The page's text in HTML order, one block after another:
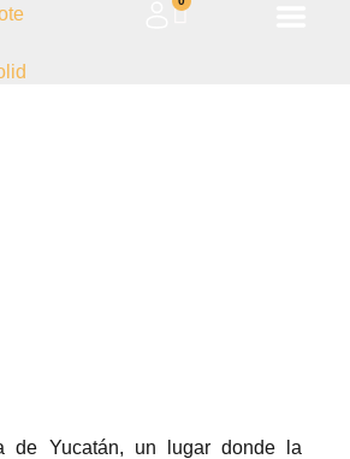
de los Aluxes: Los
de Yucatán, un lugar donde la